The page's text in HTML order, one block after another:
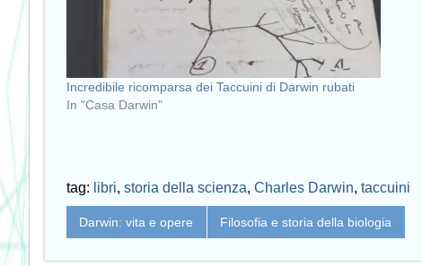
Incredibile ricomparsa dei Taccuini di Darwin rubati
In "Casa Darwin"
tag: libri, storia della scienza, Charles Darwin, taccuini
Darwin: vita e opere Filosofia e storia della biologia